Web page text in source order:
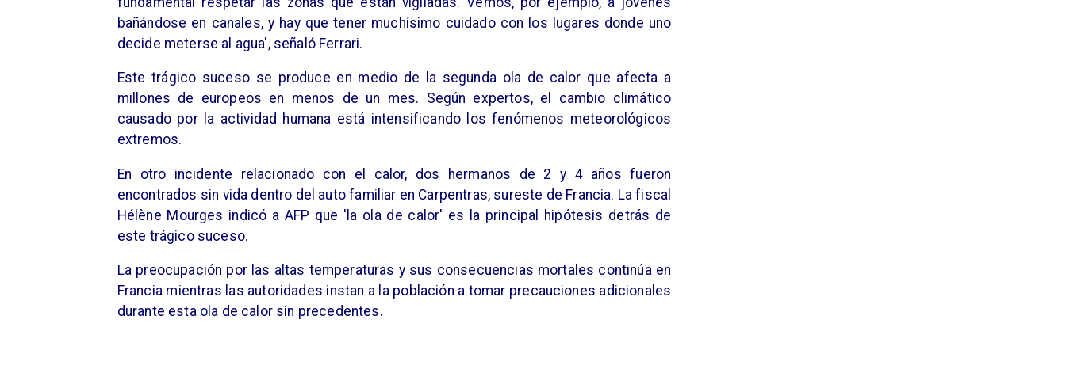
bañándose en canales, y hay que tener muchísimo cuidado con los lugares donde uno
decide meterse al agua', señaló Ferrari.
Este trágico suceso se produce en medio de la segunda ola de calor que afecta a
millones de europeos en menos de un mes. Según expertos, el cambio climático
causado por la actividad humana está intensificando los fenómenos meteorológicos
extremos.
En otro incidente relacionado con el calor, dos hermanos de 2 y 4 años fueron
encontrados sin vida dentro del auto familiar en Carpentras, sureste de Francia. La fiscal
Hélène Mourges indicó a AFP que 'la ola de calor' es la principal hipótesis detrás de
este trágico suceso.
La preocupación por las altas temperaturas y sus consecuencias mortales continúa en
Francia mientras las autoridades instan a la población a tomar precauciones adicionales
durante esta ola de calor sin precedentes.